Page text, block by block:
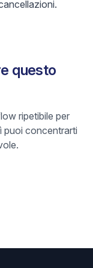
questo
ripetibile per
puoi concentrarti